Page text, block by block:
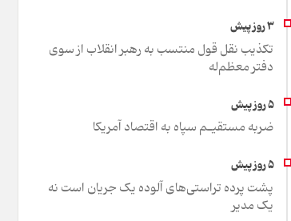
تکذیب نقل قول منتسب به رهبر انقلاب از سوی
دفتر معظم‌له
ضربه مستقیـم سپاه به اقتصاد آمر‌یکا
پشت پرده تراستی‌های آلوده یک جریان است نه
یک مدیر